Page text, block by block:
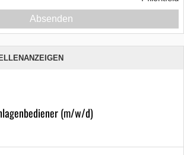
Absenden
(m/w/d)